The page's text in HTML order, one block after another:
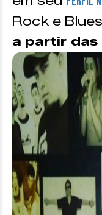
Rock e
a partir